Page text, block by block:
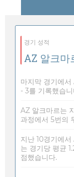
경기 성적
AZ 알크마
마지막 경기에
- 3를 기록했습니
AZ 알크마르는
과정에서 5번의
지난 10경기에
는 경기당 평균
점했습니다.